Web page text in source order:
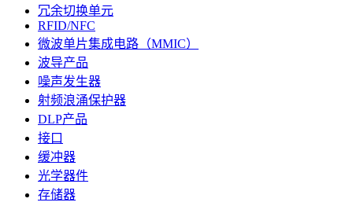
冗余切换单元
RFID/NFC
微波单片集成电路（MMIC）
波导产品
噪声发生器
射频浪涌保护器
DLP产品
接口
缓冲器
光学器件
存储器